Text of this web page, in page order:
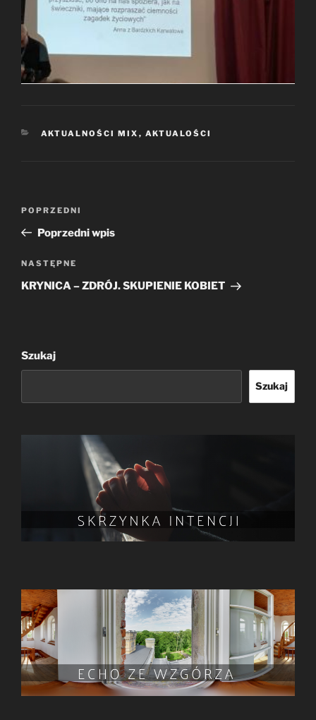
KATEGORIE
AKTUALNOŚCI MIX , AKTUALOŚCI
wpisu
Poprzedni
wpis
POPRZEDNI
Poprzedni wpis
Następny
wpis
NASTĘPNE
KRYNICA – ZDRÓJ. SKUPIENIE KOBIET
Szukaj
Szukaj